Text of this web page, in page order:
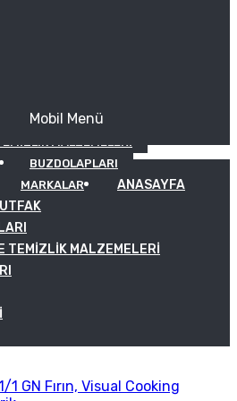
MALZEMELERI
BUZDOLAPLARI
MARKALAR
Mobil Menü
ANASAYFA
TEMIZLIK MALZEMELERI
1 GN Fırın, Visual Cooking